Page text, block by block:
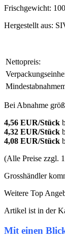
Frischgewicht:
Hergestellt aus:
Nettopreis:
Bei Abnahme
4,56 EUR/Stück
4,32 EUR/Stück
4,08 EUR/Stück
(Alle Preise zzgl.
Grosshändler
Weitere Top
Artikel ist in der
Mit einen